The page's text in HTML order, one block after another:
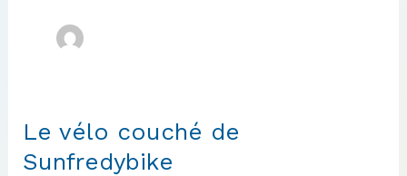
Le vélo couché de
Sunfredybike